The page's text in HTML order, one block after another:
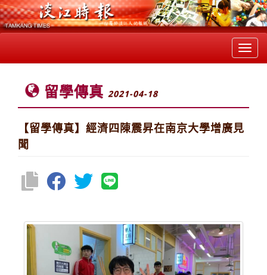
留學傳真 2021-04-18
【留學傳真】經濟四陳震昇在南京大學增廣見
聞